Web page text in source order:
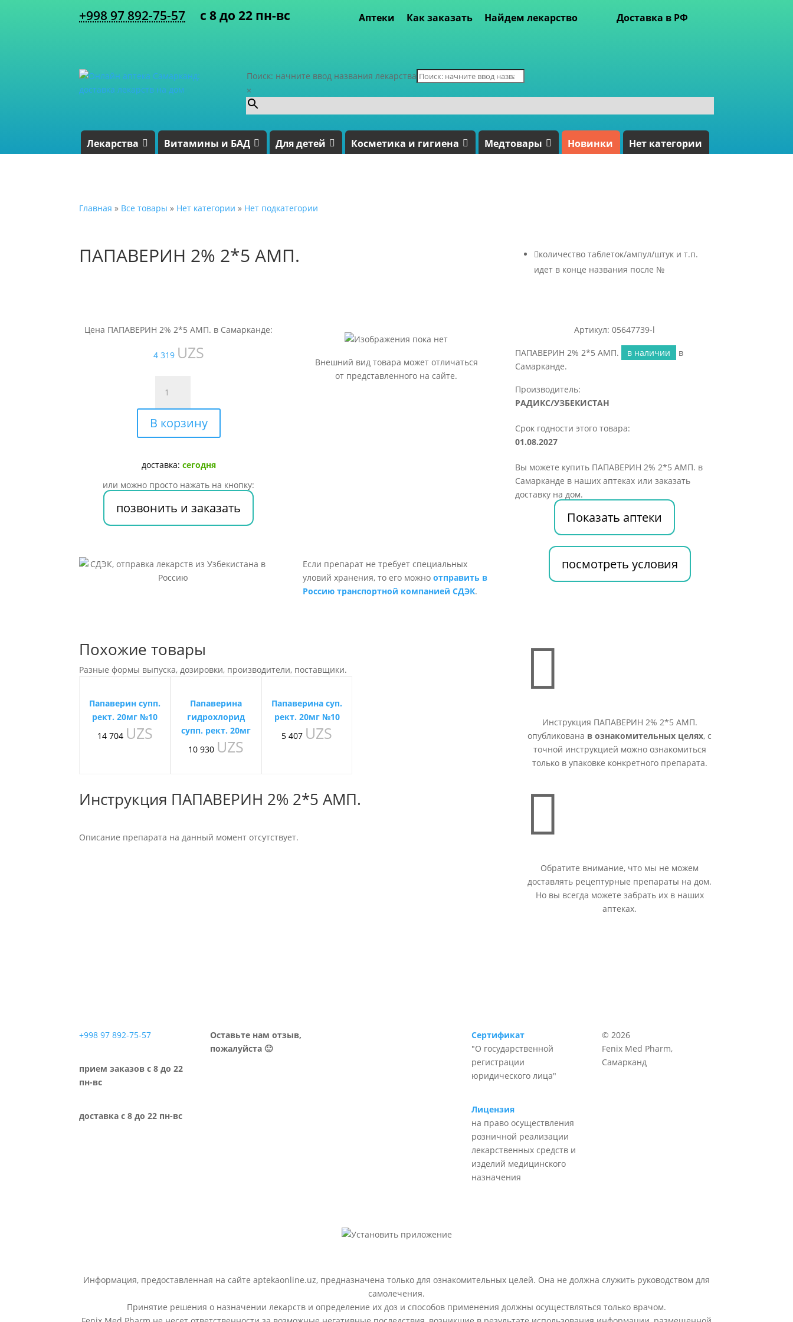
+998 97 892-75-57 с 8 до 22 пн-вс Аптеки Как заказать Найдем лекарство Доставка в РФ
Поиск: начните ввод названия лекарства
×
Лекарства Витамины и БАД Для детей Косметика и гигиена Медтовары Новинки Нет категории
Главная » Все товары » Нет категории » Нет подкатегории
ПАПАВЕРИН 2% 2*5 АМП. количество таблеток/ампул/штук и т.п.
идет в конце названия после №
Цена ПАПАВЕРИН 2% 2*5 АМП. в Самарканде:
4 319 UZS
товара
ПАПАВЕРИН
2%
2*5
В корзину
доставка: сегодня
или можно просто нажать на кнопку:
позвонить и заказать
Внешний вид товара может отличаться
от представленного на сайте.
Артикул: 05647739-l
ПАПАВЕРИН 2% 2*5 АМП. в наличии
в
Самарканде.
Производитель:
РАДИКС/УЗБЕКИСТАН
Срок годности этого товара:
01.08.2027
Вы можете купить ПАПАВЕРИН 2% 2*5 АМП. в
Самарканде в наших аптеках или заказать
доставку на дом.
Показать аптеки
Если препарат не требует специальных
уловий хранения, то его можно отправить в
Россию транспортной компанией СДЭК.
посмотреть условия
Похожие товары
Разные формы выпуска, дозировки, производители, поставщики.
Папаверин супп.
рект. 20мг №10
14 704 UZS
Папаверина
гидрохлорид
супп. рект. 20мг
10 930 UZS
Папаверина суп.
рект. 20мг №10
5 407 UZS
Инструкция ПАПАВЕРИН 2% 2*5 АМП.
Описание препарата на данный момент отсутствует.

Инструкция ПАПАВЕРИН 2% 2*5 АМП.
опубликована в ознакомительных целях, с
точной инструкцией можно ознакомиться
только в упаковке конкретного препарата.

Обратите внимание, что мы не можем
доставлять рецептурные препараты на дом.
Но вы всегда можете забрать их в наших
аптеках.
+998 97 892-75-57
прием заказов с 8 до 22
пн-вс
доставка с 8 до 22 пн-вс
Оставьте нам отзыв,
пожалуйста 🙂
Сертификат
"О государственной
регистрации
юридического лица"
Лицензия
на право осуществления
розничной реализации
лекарственных средств и
изделий медицинского
назначения
© 2026
Fenix Med Pharm,
Самарканд
Информация, предоставленная на сайте aptekaonline.uz, предназначена только для ознакомительных целей. Она не должна служить руководством для
самолечения.
Принятие решения о назначении лекарств и определение их доз и способов применения должны осуществляться только врачом.